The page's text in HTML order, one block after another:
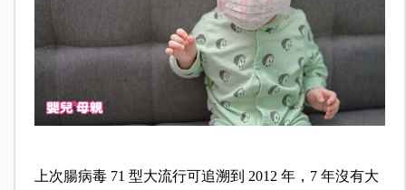
上次腸病毒 71 型大流行可追溯到 2012 年，7 年沒有大